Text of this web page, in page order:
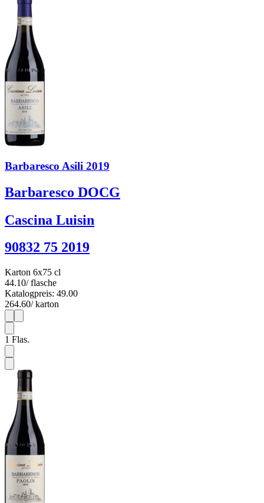
Barbaresco Asili 2019
Barbaresco DOCG
Cascina Luisin
90832 75 2019
Karton 6x75 cl
44.10/ flasche
Katalogpreis: 49.00
264.60/ karton
1
1 Flas.